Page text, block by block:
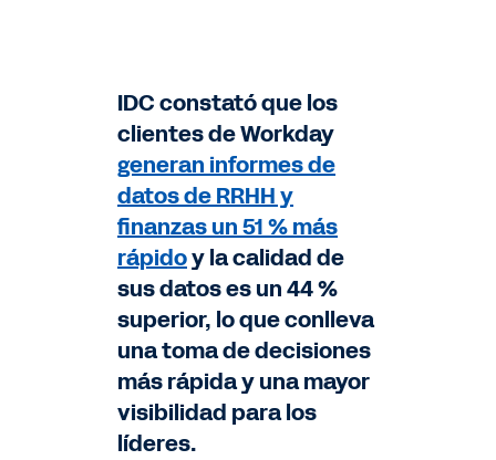
IDC constató que los
clientes de Workday
generan informes de
datos de RRHH y
finanzas un 51 % más
rápidoy la calidad de
sus datos es un 44 %
superior, lo que conlleva
una toma de decisiones
más rápida y una mayor
visibilidad para los
líderes.